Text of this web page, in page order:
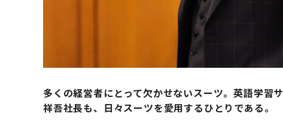
多くの経営者にとって欠かせないスーツ。英語学習
祥吾社長も、日々スーツを愛用するひとりである。